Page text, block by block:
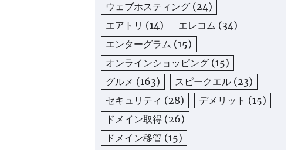
ウェブホスティング (24)
エアトリ (14) エレコム (34)
エンターグラム (15)
オンラインショッピング (15)
グルメ (163) スピークエル (23)
セキュリティ (28) デメリット (15)
ドメイン取得 (26)
ドメイン移管 (15)